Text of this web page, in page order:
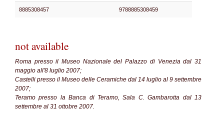
8885308457 9788885308459
not available
Roma presso il Museo Nazionale del Palazzo di Venezia dal 31
maggio all'8 luglio 2007;
Castelli presso il Museo delle Ceramiche dal 14 luglio al 9 settembre
2007;
Teramo presso la Banca di Teramo, Sala C. Gambarotta dal 13
settembre al 31 ottobre 2007.